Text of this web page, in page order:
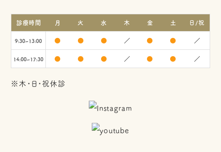
診療時間 月 火 水 木 金 土 日/祝
9:30~13:00 ● ● ● ／ ● ● ／
14:00~17:30 ● ● ● ／ ● ● ／
※木・日・祝休診